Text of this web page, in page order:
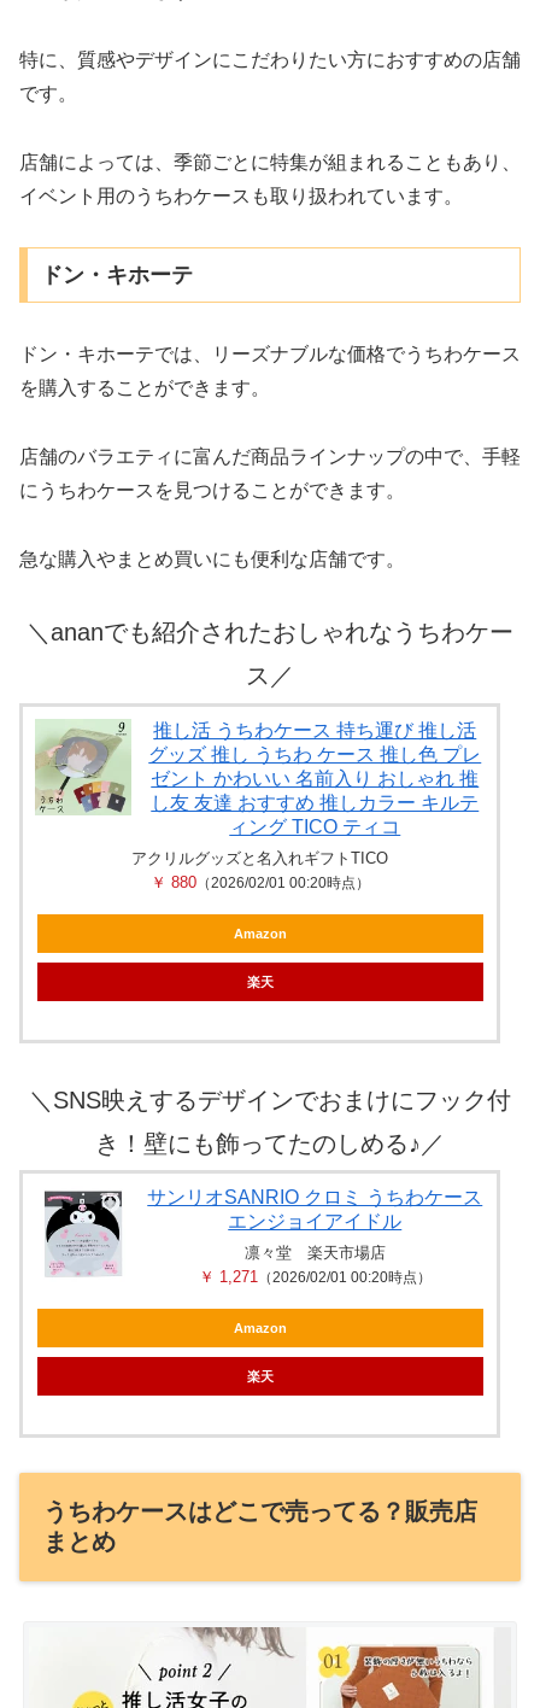
特に、質感やデザインにこだわりたい方におすすめの店舗
です。
店舗によっては、季節ごとに特集が組まれることもあり、
イベント用のうちわケースも取り扱われています。
ドン・キホーテ
ドン・キホーテでは、リーズナブルな価格でうちわケース
を購入することができます。
店舗のバラエティに富んだ商品ラインナップの中で、手軽
にうちわケースを見つけることができます。
急な購入やまとめ買いにも便利な店舗です。
＼ananでも紹介されたおしゃれなうちわケー
ス／
推し活 うちわケース 持ち運び 推し活
グッズ 推し うちわ ケース 推し色 プレ
ゼント かわいい 名前入り おしゃれ 推
し友 友達 おすすめ 推しカラー キルテ
ィング TICO ティコ
アクリルグッズと名入れギフトTICO
￥ 880（2026/02/01 00:20時点）
Amazon
楽天
＼ SNS映えするデザインでおまけにフック付
き！壁にも飾ってたのしめる♪ ／
サンリオSANRIO クロミ うちわケース
エンジョイアイドル
凛々堂 楽天市場店
￥ 1,271（2026/02/01 00:20時点）
Amazon
楽天
うちわケースはどこで売ってる？販売店
まとめ